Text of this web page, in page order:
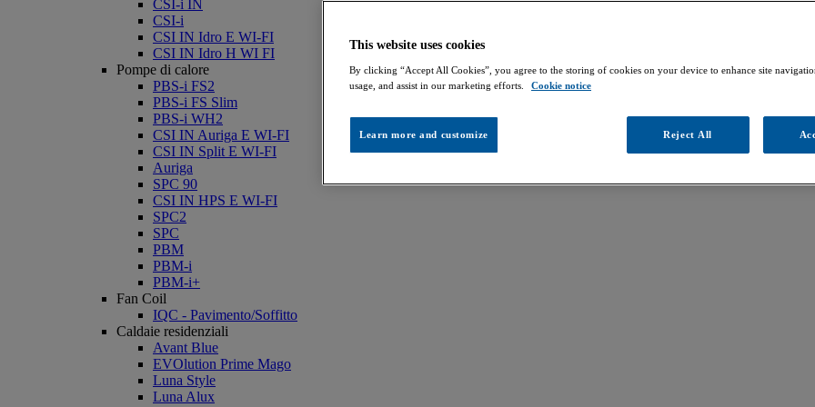
CSI-i IN
CSI-i
CSI IN Idro E WI-FI
CSI IN Idro H WI FI
Pompe di calore
PBS-i FS2
PBS-i FS Slim
PBS-i WH2
CSI IN Auriga E WI-FI
CSI IN Split E WI-FI
Auriga
SPC 90
CSI IN HPS E WI-FI
SPC2
SPC
PBM
PBM-i
PBM-i+
Fan Coil
IQC - Pavimento/Soffitto
Caldaie residenziali
Avant Blue
EVOlution Prime Mago
Luna Style
Luna Alux
This website uses cookies
By clicking “Accept All Cookies”, you agree to the storing of cookies on your device to enhance site
usage, and assist in our marketing efforts.
Cookie notice
Learn more and customize Reject All